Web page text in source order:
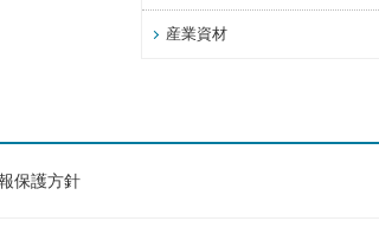
産業資材
保護方針